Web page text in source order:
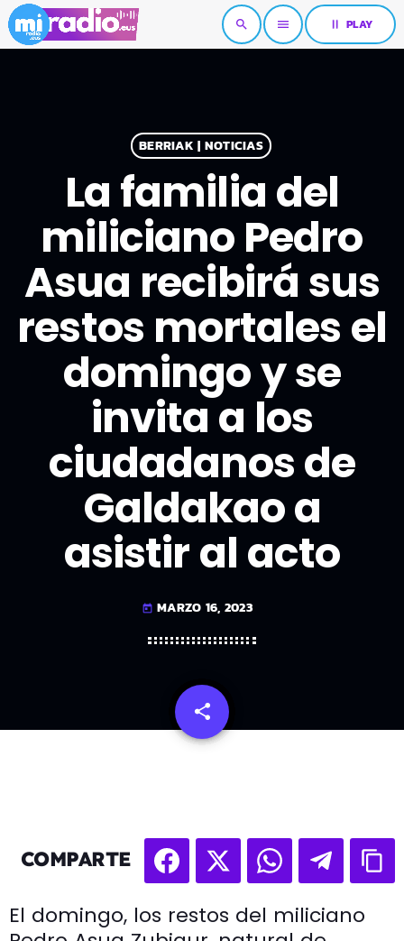
search menu pause PLAY
BERRIAK | NOTICIAS
La familia del
miliciano Pedro
Asua recibirá sus
restos mortales el
domingo y se
invita a los
ciudadanos de
Galdakao a
asistir al acto
today MARZO 16, 2023
share
email
COMPARTE
El domingo, los restos del miliciano